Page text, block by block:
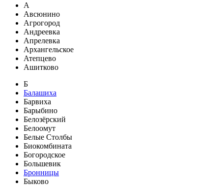
А
Авсюнино
Агрогород
Андреевка
Апрелевка
Архангельское
Атепцево
Ашитково
Б
Балашиха
Барвиха
Барыбино
Белозёрский
Белоомут
Белые Столбы
Биокомбината
Богородское
Большевик
Бронницы
Быково